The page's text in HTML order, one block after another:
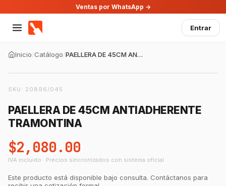
Ventas por WhatsApp →
Entrar
Inicio/Catálogo/ PAELLERA DE 45CM ANTIADHERENTE TRAMONTINA
SKU: 20896/045
PAELLERA DE 45CM ANTIADHERENTE
TRAMONTINA
$2,080.00
IVA incluido · Precios sincronizados con sistema oficial
Este producto está disponible bajo consulta. Contáctanos para